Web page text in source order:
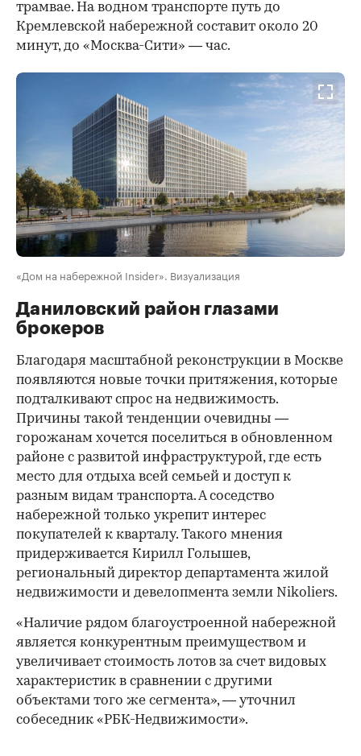
трамвае. На водном транспорте путь до
Кремлевской набережной составит около 20
минут, до «Москва-Сити» — час.
«Дом на набережной Insider». Визуализация
Даниловский район глазами
брокеров
Благодаря масштабной реконструкции в Москве
появляются новые точки притяжения, которые
подталкивают спрос на недвижимость.
Причины такой тенденции очевидны —
горожанам хочется поселиться в обновленном
районе с развитой инфраструктурой, где есть
место для отдыха всей семьей и доступ к
разным видам транспорта. А соседство
набережной только укрепит интерес
покупателей к кварталу. Такого мнения
придерживается Кирилл Голышев,
региональный директор департамента жилой
недвижимости и девелопмента земли Nikoliers.
«Наличие рядом благоустроенной набережной
является конкурентным преимуществом и
увеличивает стоимость лотов за счет видовых
характеристик в сравнении с другими
объектами того же сегмента», — уточнил
собеседник «РБК-Недвижимости».